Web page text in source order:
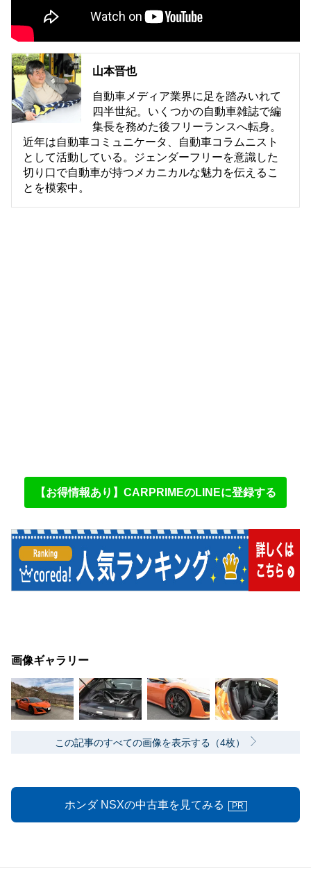
山本晋也
自動車メディア業界に足を踏みいれて
四半世紀。いくつかの自動車雑誌で編
集長を務めた後フリーランスへ転身。
近年は自動車コミュニケータ、自動車コラムニスト
として活動している。ジェンダーフリーを意識した
切り口で自動車が持つメカニカルな魅力を伝えるこ
とを模索中。
【お得情報あり】CARPRIMEのLINEに登録する
画像ギャラリー
この記事のすべての画像を表示する（4枚）
ホンダ NSXの中古車を見てみる PR